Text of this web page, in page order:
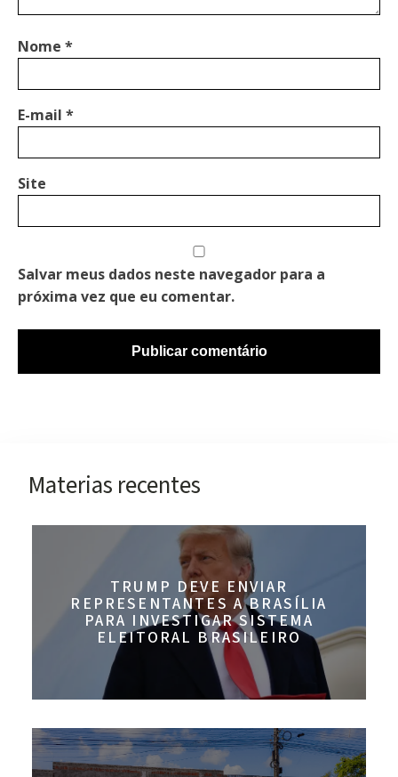
Nome *
E-mail *
Site
Salvar meus dados neste navegador para a
próxima vez que eu comentar.
Materias recentes
TRUMP DEVE ENVIAR
REPRESENTANTES A BRASÍLIA
PARA INVESTIGAR SISTEMA
ELEITORAL BRASILEIRO